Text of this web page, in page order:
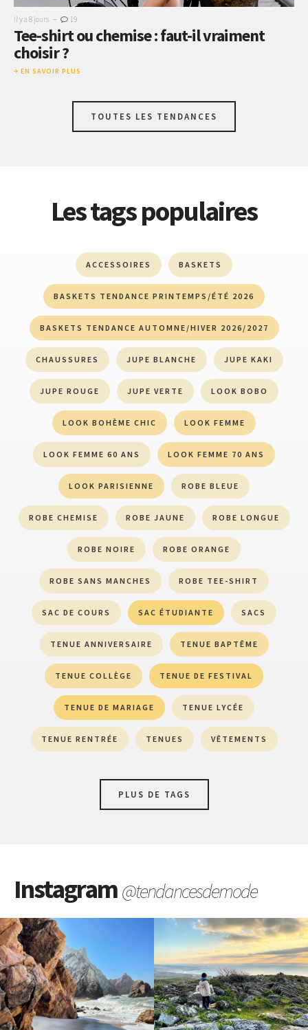
Il y a 8 jours - 19
Tee-shirt ou chemise : faut-il vraiment
choisir ?
EN SAVOIR PLUS
TOUTES LES TENDANCES
Les tags populaires
ACCESSOIRES BASKETS
BASKETS TENDANCE PRINTEMPS/ÉTÉ 2026
BASKETS TENDANCE AUTOMNE/HIVER 2026/2027
CHAUSSURES JUPE BLANCHE JUPE KAKI
JUPE ROUGE JUPE VERTE LOOK BOBO
LOOK BOHÈME CHIC LOOK FEMME
LOOK FEMME 60 ANS LOOK FEMME 70 ANS
LOOK PARISIENNE ROBE BLEUE
ROBE CHEMISE ROBE JAUNE ROBE LONGUE
ROBE NOIRE ROBE ORANGE
ROBE SANS MANCHES ROBE TEE-SHIRT
SAC DE COURS SAC ÉTUDIANTE SACS
TENUE ANNIVERSAIRE TENUE BAPTÊME
TENUE COLLÈGE TENUE DE FESTIVAL
TENUE DE MARIAGE TENUE LYCÉE
TENUE RENTRÉE TENUES VÊTEMENTS
PLUS DE TAGS
Instagram@tendancesdemode